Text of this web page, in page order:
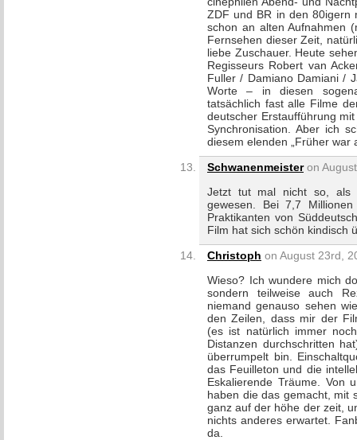
ZDF und BR in den 80igern
schon an alten Aufnahmen
Fernsehen dieser Zeit,
liebe Zuschauer. Heute
Regisseurs Robert van
Fuller / Damiano Damiani /
Worte – in diesen
tatsächlich fast alle Filme
deutscher Erstaufführung
Synchronisation. Aber ich
diesem elenden „Früher war
Schwanenmeisteron
Jetzt tut mal nicht so, als
gewesen. Bei 7,7
Praktikanten von
Film hat sich schön kindisch
Christoph on August 23rd,
Wieso? Ich wundere mich
sondern teilweise auch
niemand genauso sehen
den Zeilen, dass mir der
(es ist natürlich immer
Distanzen durchschritten
überrumpelt bin.
das Feuilleton und die
Eskalierende Träume. Von
haben die das gemacht, mit
ganz auf der höhe der zeit,
nichts anderes erwartet.
da.